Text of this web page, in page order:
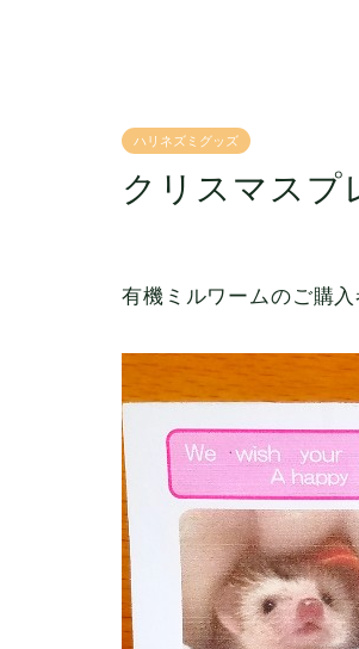
ハリネズミグッズ
クリスマスプ
有機ミルワームのご購